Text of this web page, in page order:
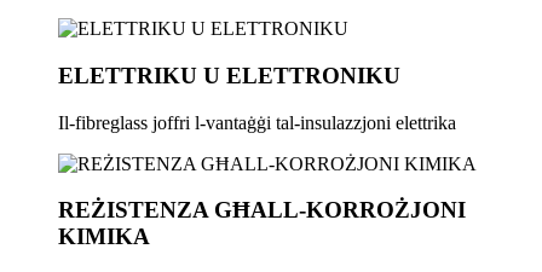
ELETTRIKU U ELETTRONIKU
Il-fibreglass joffri l-vantaġġi tal-insulazzjoni elettrika
REŻISTENZA GĦALL-KORROŻJONI
KIMIKA